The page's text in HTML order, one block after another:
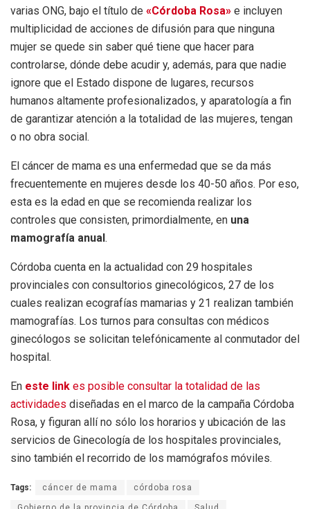
varias ONG, bajo el título de «Córdoba Rosa» e incluyen
multiplicidad de acciones de difusión para que ninguna
mujer se quede sin saber qué tiene que hacer para
controlarse, dónde debe acudir y, además, para que nadie
ignore que el Estado dispone de lugares, recursos
humanos altamente profesionalizados, y aparatología a fin
de garantizar atención a la totalidad de las mujeres, tengan
o no obra social.
El cáncer de mama es una enfermedad que se da más
frecuentemente en mujeres desde los 40-50 años. Por eso,
esta es la edad en que se recomienda realizar los
controles que consisten, primordialmente, en una
mamografía anual.
Córdoba cuenta en la actualidad con 29 hospitales
provinciales con consultorios ginecológicos, 27 de los
cuales realizan ecografías mamarias y 21 realizan también
mamografías. Los turnos para consultas con médicos
ginecólogos se solicitan telefónicamente al conmutador del
hospital.
En este link es posible consultar la totalidad de las
actividades diseñadas en el marco de la campaña Córdoba
Rosa, y figuran allí no sólo los horarios y ubicación de las
servicios de Ginecología de los hospitales provinciales,
sino también el recorrido de los mamógrafos móviles.
Tags: cáncer de mama córdoba rosa